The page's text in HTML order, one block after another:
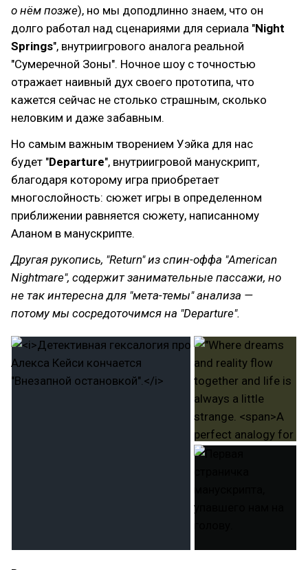
о нём позже), но мы доподлинно знаем, что он
долго работал над сценариями для сериала "Night
Springs", внутриигрового аналога реальной
"Сумеречной Зоны". Ночное шоу с точностью
отражает наивный дух своего прототипа, что
кажется сейчас не столько страшным, сколько
неловким и даже забавным.
Но самым важным творением Уэйка для нас
будет "Departure", внутриигровой манускрипт,
благодаря которому игра приобретает
многослойность: сюжет игры в определенном
приближении равняется сюжету, написанному
Аланом в манускрипте.
Другая рукопись, "Return" из спин-оффа "American
Nightmare", содержит занимательные пассажи, но
не так интересна для "мета-темы" анализа —
потому мы сосредоточимся на "Departure".